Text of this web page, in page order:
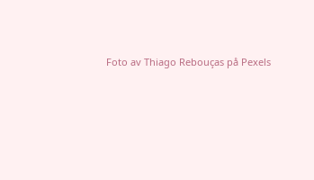
Foto av Thiago Rebouçaspå Pexels